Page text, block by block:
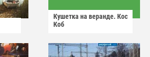
Кушетка на веранде. Кос
Коб